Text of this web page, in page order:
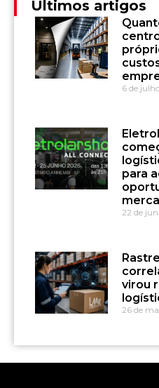
Últimos artigos
6 de
para
22 de
virou
26 de